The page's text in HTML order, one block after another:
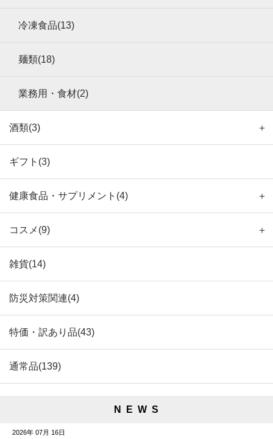
冷凍食品(13)
麺類(18)
業務用・食材(2)
酒類(3) ＋
ギフト(3)
健康食品・サプリメント(4) ＋
コスメ(9) ＋
雑貨(14)
防災対策関連(4)
特価・訳あり品(43)
通常品(139)
N E W S
2026年 07月 16日